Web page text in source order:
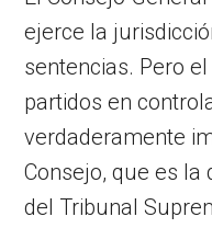
ejerce la
sentencias. Pero
partidos en
verdaderamente
Consejo, que es la
del Tribunal